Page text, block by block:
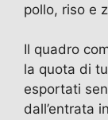
pollo, riso e
Il quadro
la quota di
esportati
dall’entrata